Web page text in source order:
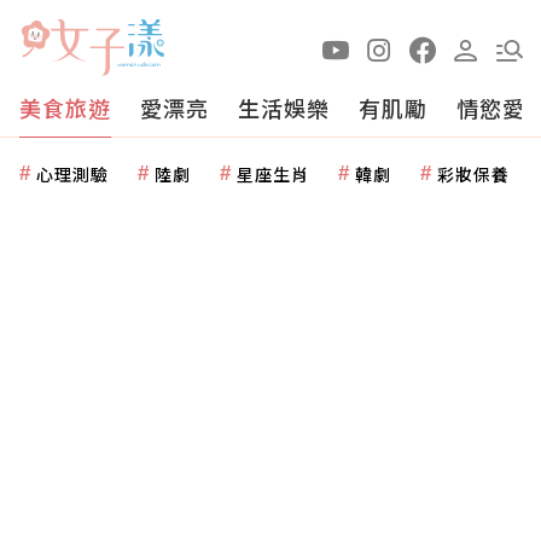
美食旅遊 愛漂亮 生活娛樂 有肌勵 情慾愛
心理測驗 陸劇 星座生肖 韓劇 彩妝保養